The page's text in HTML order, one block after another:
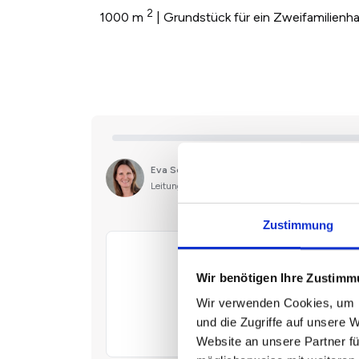
Zustimmung
Wir benötigen Ihre
Wir verwenden Cookies,
und die Zugriffe auf unsere
Website an unsere Partner
1000 m 2 | Grundstück für ein